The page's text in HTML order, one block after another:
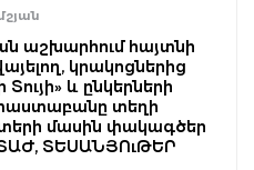
աշխարհում հայտնի
կրակոցներից
և ընկերների
տեղի
մասին փակագծեր
ՏԵՍԱՆՅՈւԹԵՐ